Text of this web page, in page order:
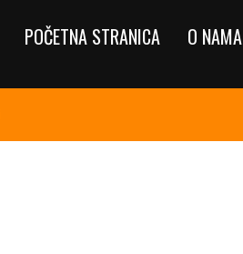
POČETNA STRANICA O NAMA